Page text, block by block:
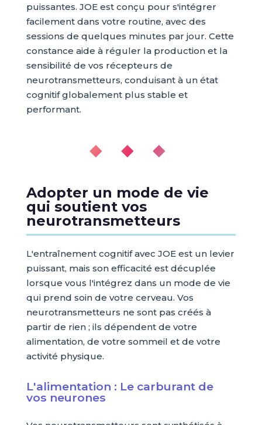
puissantes. JOE est conçu pour s'intégrer
facilement dans votre routine, avec des
sessions de quelques minutes par jour. Cette
constance aide à réguler la production et la
sensibilité de vos récepteurs de
neurotransmetteurs, conduisant à un état
cognitif globalement plus stable et
performant.
◆ ◆ ◆
Adopter un mode de vie
qui soutient vos
neurotransmetteurs
L'entraînement cognitif avec JOE est un levier
puissant, mais son efficacité est décuplée
lorsque vous l'intégrez dans un mode de vie
qui prend soin de votre cerveau. Vos
neurotransmetteurs ne sont pas créés à
partir de rien ; ils dépendent de votre
alimentation, de votre sommeil et de votre
activité physique.
L'alimentation : Le carburant de
vos neurones